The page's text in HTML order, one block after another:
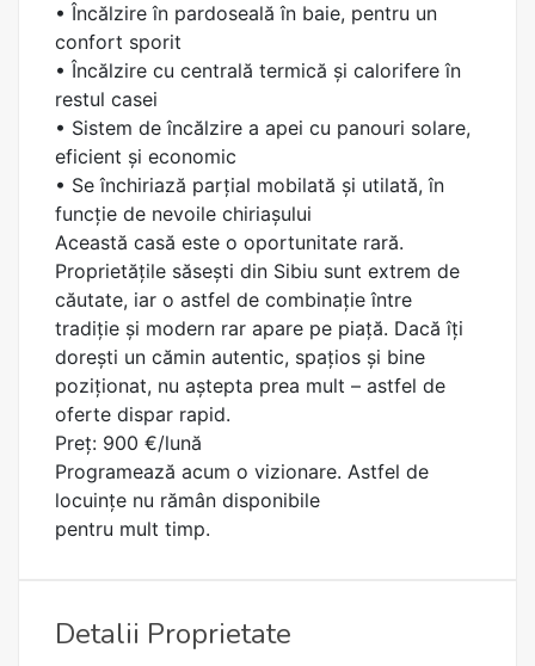
• Încălzire în pardoseală în baie, pentru un
confort sporit
• Încălzire cu centrală termică și calorifere în
restul casei
• Sistem de încălzire a apei cu panouri solare,
eficient și economic
• Se închiriază parțial mobilată și utilată, în
funcție de nevoile chiriașului
Această casă este o oportunitate rară.
Proprietățile săsești din Sibiu sunt extrem de
căutate, iar o astfel de combinație între
tradiție și modern rar apare pe piață. Dacă îți
dorești un cămin autentic, spațios și bine
poziționat, nu aștepta prea mult – astfel de
oferte dispar rapid.
Preț: 900 €/lună
Programează acum o vizionare. Astfel de
locuințe nu rămân disponibile
pentru mult timp.
Detalii Proprietate